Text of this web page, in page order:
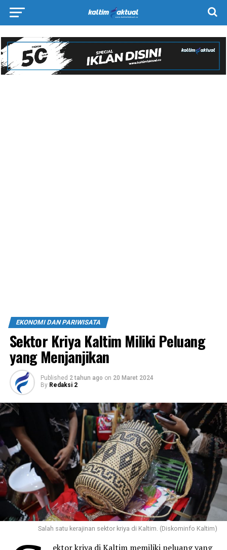
EKONOMI DAN PARIWISATA
Sektor Kriya Kaltim Miliki Peluang
yang Menjanjikan
Published 2 tahun ago on 20 Maret 2024
By Redaksi 2
Salah satu kerajinan sektor kriya di Kaltim. (Diskominfo Kaltim)
ektor kriya di Kaltim memiliki peluang yang